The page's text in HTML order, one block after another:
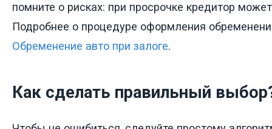
помните о рисках: при просрочке кредитор
Подробнее о процедуре оформления
Обременение авто при залоге.
Как сделать правильный